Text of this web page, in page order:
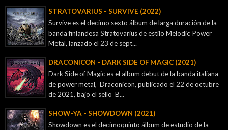
STRATOVARIUS - SURVIVE (2022)
Survive es el decimo sexto álbum de larga duración de la
banda finlandesa Stratovarius de estilo Melodic Power
Metal, lanzado el 23 de sept...
DRACONICON - DARK SIDE OF MAGIC (2021)
Dark Side of Magic es el album debut de la banda italiana
de power metal, Draconicon, publicado el 22 de octubre
de 2021, bajo el sello B...
SHOW-YA - SHOWDOWN (2021)
Showdown es el decimoquinto álbum de estudio de la